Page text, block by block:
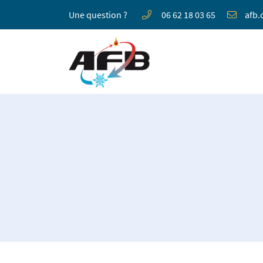
Une question ? 06 62 18 03 65
Impasse Boissière
41000 St Sulpice de Pommeray